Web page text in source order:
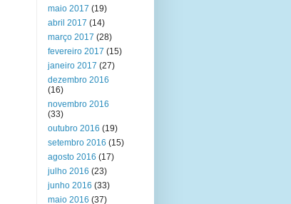
maio 2017 (19)
abril 2017 (14)
março 2017 (28)
fevereiro 2017 (15)
janeiro 2017 (27)
dezembro 2016
(16)
novembro 2016
(33)
outubro 2016 (19)
setembro 2016 (15)
agosto 2016 (17)
julho 2016 (23)
junho 2016 (33)
maio 2016 (37)